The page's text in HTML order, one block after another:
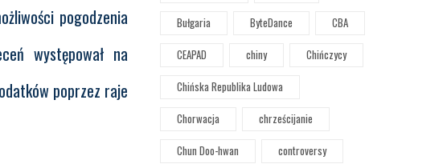
pogodzenia
występował na
poprzez raje
Bułgaria
ByteDance
CBA
CEAPAD
chiny
Chińczycy
Chińska Republika Ludowa
Chorwacja
chrześcijanie
Chun Doo-hwan
controversy